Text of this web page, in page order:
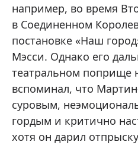
например, во время
в Соединенном
постановке «Наш
Мэсси. Однако его
театральном поприще
вспоминал, что
суровым,
гордым и критично
хотя он дарил